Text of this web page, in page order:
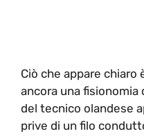
Ciò che appare chiaro
ancora una fisionomia
del tecnico olandese
prive di un filo